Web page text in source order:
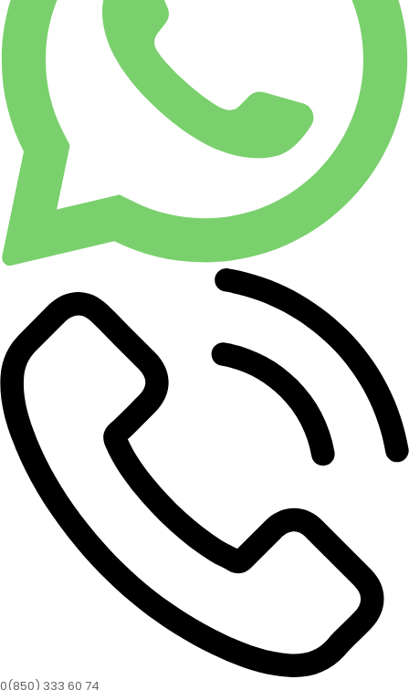
0(850) 333 60 74